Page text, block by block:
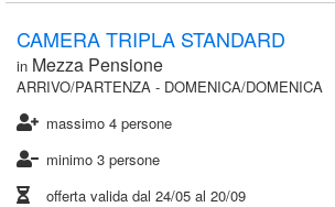
CAMERA TRIPLA STANDARD
in Mezza Pensione
ARRIVO/PARTENZA - DOMENICA/DOMENICA
massimo 4 persone
minimo 3 persone
offerta valida dal 24/05 al 20/09